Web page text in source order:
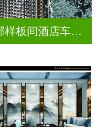
售楼部样板间酒店车刻玻璃